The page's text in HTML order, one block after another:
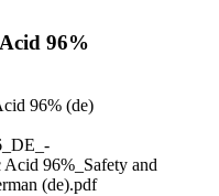
96%
96% (de)
Acid 96%_Safety and
(de).pdf